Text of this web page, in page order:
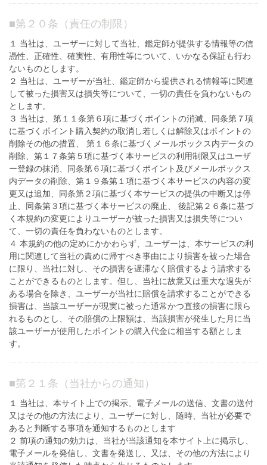
■第２０条（責任の制限）
１ 当社は、ユーザーに対して当社、鑑定師が提供する情報等の信
憑性、正確性、確実性、有用性等について、いかなる保証も行わ
ないものとします。
２ 当社は、ユーザーが当社、鑑定師から提供される情報等に関連
して被った損害又は損失等について、一切の責任を負わないもの
とします。
３ 当社は、第１１条第６項に基づくポイントの消滅、同条第７項
に基づくポイント購入契約の取消し若しくは解除又はポイントの
削除その他の措置、 第１６条に基づくメールボックス内データの
削除、第１７条第５項に基づく本サービスの利用制限又はユーザ
ー登録の抹消、同条第６項に基づくポイント及びメールボックス
内データの削除、第１９条第１項に基づく本サービスの内容の変
更又は追加、同条第２項に基づく本サービスの提供の中断又は停
止、同条第３項に基づく本サービスの廃止、 後記第２６条に基づ
く本規約の変更によりユーザーが被った損害又は損失等につい
て、一切の責任を負わないものとします。
４ 本規約の他の定めにかかわらず、ユーザーは、本サービスの利
用に関連して当社の責めに帰すべき事由により損害を被った場合
に限り、当社に対し、その損害を遅滞なく賠償するよう請求する
ことができるものとします。但し、当社に故意又は重大な過失が
ある場合を除き、ユーザーが当社に賠償を請求することができる
損害は、当該ユーザーが現実に被った通常かつ直接の損害に限ら
れるものとし、その賠償の上限額は、当該損害が発生した月に当
該ユーザーが使用したポイントの購入代金に相当する額としま
す。
■第２１条（当社からの通知）
１ 当社は、本サイト上での掲示、電子メールの送信、文書の送付
又はその他の方法により、ユーザーに対し、随時、当社が必要で
あると判断する事項を通知するものとします
２ 前項の通知の効力は、当社が当該通知を本サイト上に掲示し、
電子メールを発信し、文書を発送し、又は、その他の方法により